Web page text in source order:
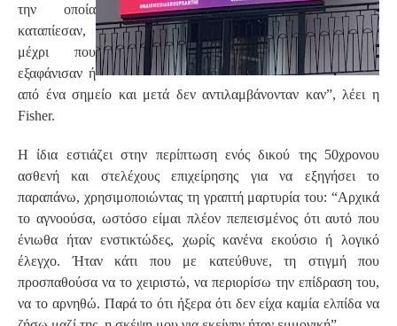
την οποία
καταπίεσαν,
μέχρι που
εξαφάνισαν ή
από ένα σημείο και μετά δεν αντιλαμβάνονταν καν”, λέει η
Fisher.
Η ίδια εστιάζει στην περίπτωση ενός δικού της 50χρονου
ασθενή και στελέχους επιχείρησης για να εξηγήσει το
παραπάνω, χρησιμοποιώντας τη γραπτή μαρτυρία του: “Αρχικά
το αγνοούσα, ωστόσο είμαι πλέον πεπεισμένος ότι αυτό που
ένιωθα ήταν ενστικτώδες, χωρίς κανένα εκούσιο ή λογικό
έλεγχο. Ήταν κάτι που με κατεύθυνε, τη στιγμή που
προσπαθούσα να το χειριστώ, να περιορίσω την επίδραση του,
να το αρνηθώ. Παρά το ότι ήξερα ότι δεν είχα καμία ελπίδα να